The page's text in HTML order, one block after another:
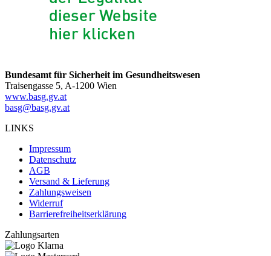
Bundesamt für Sicherheit im Gesundheitswesen
Traisengasse 5, A-1200 Wien
www.basg.gv.at
basg@basg.gv.at
LINKS
Impressum
Datenschutz
AGB
Versand & Lieferung
Zahlungsweisen
Widerruf
Barrierefreiheitserklärung
Zahlungsarten